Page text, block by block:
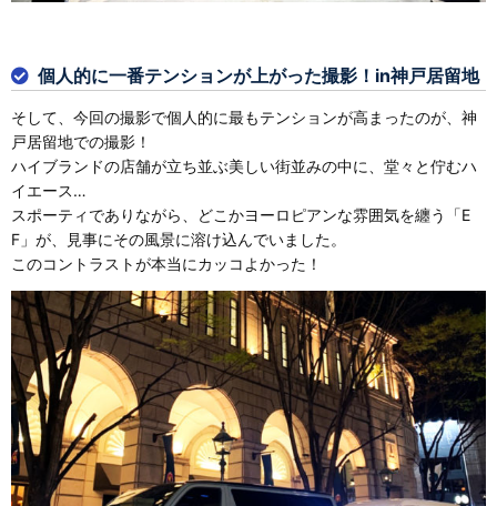
個人的に一番テンションが上がった撮影！in神戸居留地
そして、今回の撮影で個人的に最もテンションが高まったのが、神
戸居留地での撮影！
ハイブランドの店舗が立ち並ぶ美しい街並みの中に、堂々と佇むハ
イエース…
スポーティでありながら、どこかヨーロピアンな雰囲気を纏う「E
F」が、見事にその風景に溶け込んでいました。
このコントラストが本当にカッコよかった！